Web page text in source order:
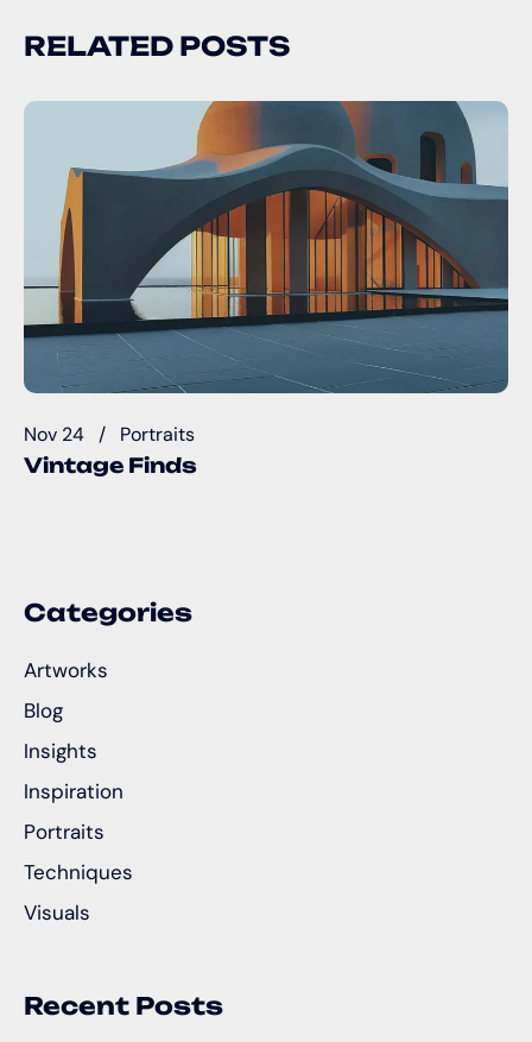
RELATED POSTS
Nov 24
Portraits
Vintage Finds
Categories
Artworks
Blog
Insights
Inspiration
Portraits
Techniques
Visuals
Recent Posts